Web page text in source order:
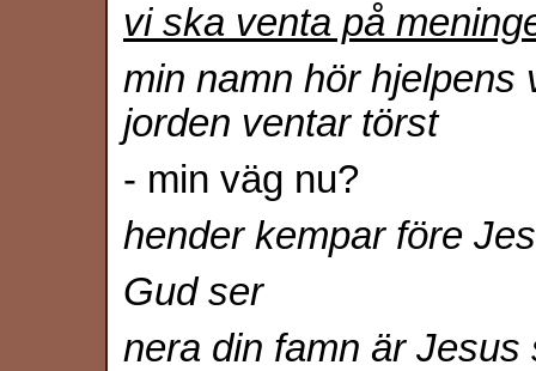
vi ska venta på
min namn hör hjelpens
jorden ventar törst
- min väg nu?
hender kempar före
Gud ser
nera din famn är Jesus